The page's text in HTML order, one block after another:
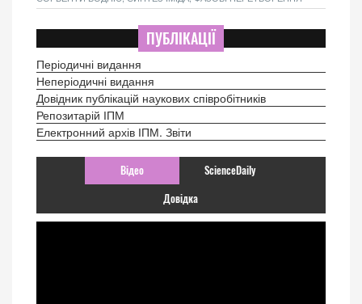
ПУБЛІКАЦІЇ
Періодичні видання
Неперіодичні видання
Довідник публікацій наукових співробітників
Репозитарій ІПМ
Електронний архів ІПМ. Звіти
Відео ScienceDaily
Довідка